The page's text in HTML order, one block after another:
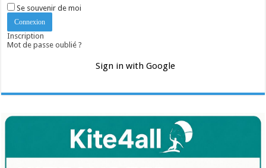
Se souvenir de moi
Inscription
Mot de passe oublié ?
Sign in with Google